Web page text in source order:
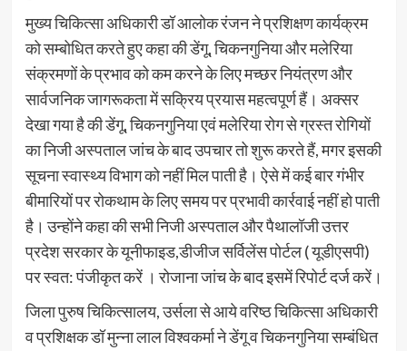
मुख्य चिकित्सा अधिकारी डॉ आलोक रंजन ने प्रशिक्षण कार्यक्रम
को सम्बोधित करते हुए कहा की डेंगू, चिकनगुनिया और मलेरिया
संक्रमणों के प्रभाव को कम करने के लिए मच्छर नियंत्रण और
सार्वजनिक जागरूकता में सक्रिय प्रयास महत्वपूर्ण हैं। अक्सर
देखा गया है की डेंगू, चिकनगुनिया एवं मलेरिया रोग से ग्रस्त रोगियों
का निजी अस्पताल जांच के बाद उपचार तो शुरू करते हैं, मगर इसकी
सूचना स्वास्थ्य विभाग को नहीं मिल पाती है। ऐसे में कई बार गंभीर
बीमारियों पर रोकथाम के लिए समय पर प्रभावी कार्रवाई नहीं हो पाती
है। उन्होंने कहा की सभी निजी अस्पताल और पैथालॉजी उत्तर
प्रदेश सरकार के यूनीफाइड,डीजीज सर्विलेंस पोर्टल ( यूडीएसपी)
पर स्वत: पंजीकृत करें । रोजाना जांच के बाद इसमें रिपोर्ट दर्ज करें।
जिला पुरुष चिकित्सालय, उर्सला से आये वरिष्ठ चिकित्सा अधिकारी
व प्रशिक्षक डॉ मुन्ना लाल विश्वकर्मा ने डेंगू व चिकनगुनिया सम्बंधित